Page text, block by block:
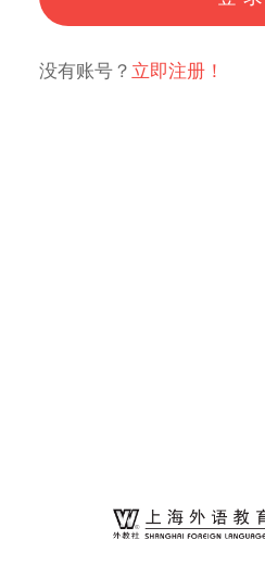
没有账号？ 立即注册！